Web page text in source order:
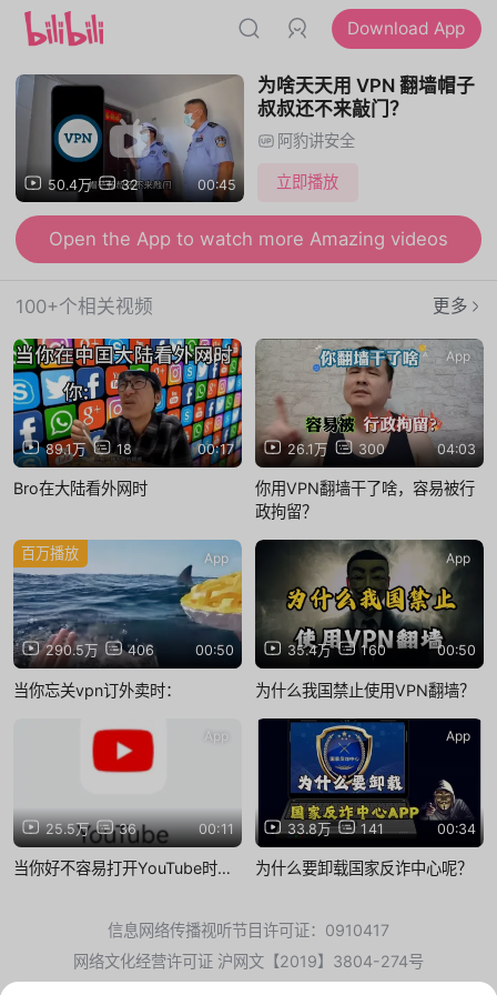
Download App
50.4万 32 00:45
为啥天天用 VPN 翻墙帽子
叔叔还不来敲门？
阿豹讲安全
立即播放
Open the App to watch more Amazing videos
100+个相关视频 更多
89.1万 18 00:17
App
Bro在大陆看外网时
26.1万 300 04:03
App
你用VPN翻墙干了啥，容易被行
政拘留？
290.5万 406 00:50
百万播放 App
当你忘关vpn订外卖时：
35.4万 160 00:50
App
为什么我国禁止使用VPN翻墙？
25.5万 36 00:11
App
当你好不容易打开YouTube时…
33.8万 141 00:34
App
为什么要卸载国家反诈中心呢？
信息网络传播视听节目许可证：0910417
网络文化经营许可证 沪网文【2019】3804-274号